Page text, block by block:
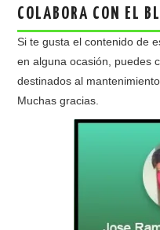
COLABORA CON EL
Si te gusta el contenido de
en alguna ocasión, puedes
destinados al
Muchas gracias.